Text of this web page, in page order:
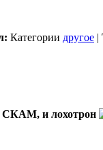
Категории другое |
и лохотрон